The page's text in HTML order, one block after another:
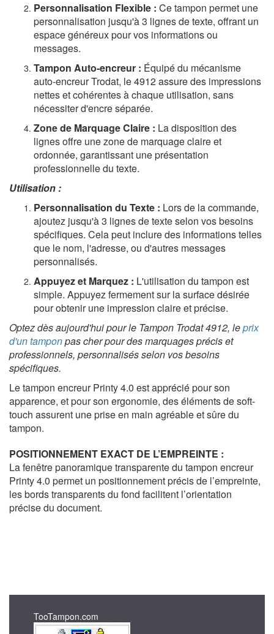
Personnalisation Flexible : Ce tampon permet une
personnalisation jusqu'à 3 lignes de texte, offrant un
espace généreux pour vos informations ou
messages.
Tampon Auto-encreur : Équipé du mécanisme
auto-encreur Trodat, le 4912 assure des impressions
nettes et cohérentes à chaque utilisation, sans
nécessiter d'encre séparée.
Zone de Marquage Claire : La disposition des
lignes offre une zone de marquage claire et
ordonnée, garantissant une présentation
professionnelle du texte.
Utilisation :
Personnalisation du Texte : Lors de la commande,
ajoutez jusqu'à 3 lignes de texte selon vos besoins
spécifiques. Cela peut inclure des informations telles
que le nom, l'adresse, ou d'autres messages
personnalisés.
Appuyez et Marquez : L'utilisation du tampon est
simple. Appuyez fermement sur la surface désirée
pour obtenir une impression claire et précise.
Optez dès aujourd'hui pour le Tampon Trodat 4912, leprix
d'un tamponpas cher pour des marquages précis et
professionnels, personnalisés selon vos besoins
spécifiques.
Le tampon encreur Printy 4.0 est apprécié pour son
apparence, et pour son ergonomie, des éléments de soft-
touch assurent une prise en main agréable et sûre du
tampon.
POSITIONNEMENT EXACT DE L’EMPREINTE :
La fenêtre panoramique transparente du tampon encreur
Printy 4.0 permet un positionnement précis de l’empreinte,
les bords transparents du fond facilitent l’orientation
précise du document.
TooTampon.com